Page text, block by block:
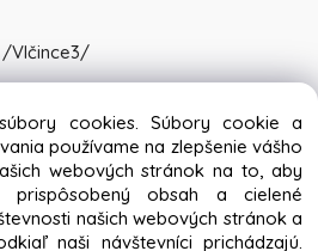
/Vlčince3/
po dohode
All rights reserved
cookies. Súbory cookie a
používame na zlepšenie vášho
webových stránok na to, aby
prispôsobený obsah a cielené
našich webových stránok a
naši návštevníci prichádzajú.